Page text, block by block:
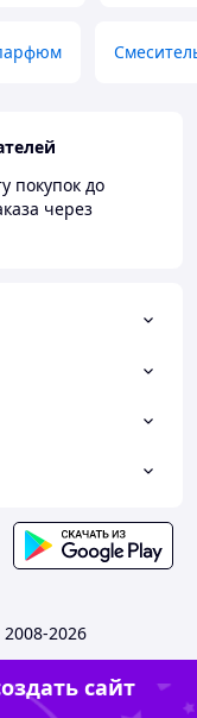
покупок до
через
2026
сайт